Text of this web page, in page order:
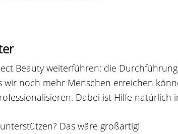
Beauty weiterführen: die
wir noch mehr Menschen erreichen
Dabei ist Hilfe natürlich
Das wäre großartig!